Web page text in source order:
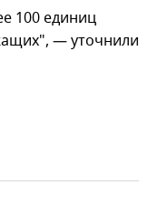
100 единиц
— уточнили